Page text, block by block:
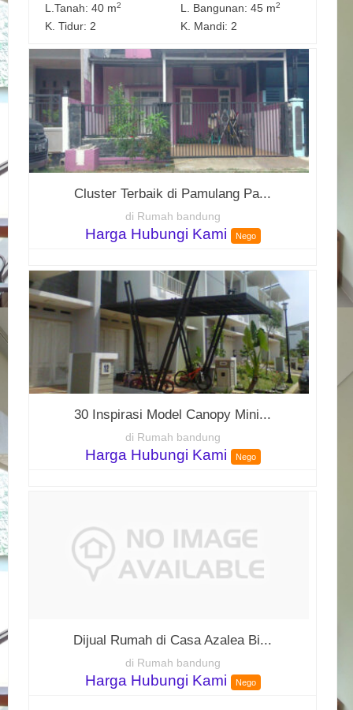
L.Tanah: 40 m2 L. Bangunan: 45 m2
K. Tidur: 2 K. Mandi: 2
Cluster Terbaik di Pamulang Pa...
di Rumah bandung
Harga Hubungi Kami Nego
30 Inspirasi Model Canopy Mini...
di Rumah bandung
Harga Hubungi Kami Nego
Dijual Rumah di Casa Azalea Bi...
di Rumah bandung
Harga Hubungi Kami Nego